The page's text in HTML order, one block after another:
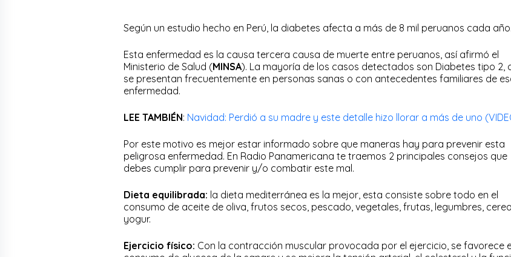
Según un estudio hecho en Perú, la diabetes afecta a más de 8 mil peruanos cada año.
Esta enfermedad es la causa tercera causa de muerte entre peruanos, así afirmó el
Ministerio de Salud (MINSA). La mayoría de los casos detectados son Diabetes tipo 2,
se presentan frecuentemente en personas sanas o con antecedentes familiares de
enfermedad.
LEE TAMBIÉN: Navidad: Perdió a su madre y este detalle hizo llorar a más de uno
Por este motivo es mejor estar informado sobre que maneras hay para prevenir esta
peligrosa enfermedad. En Radio Panamericana te traemos 2 principales consejos que
debes cumplir para prevenir y/o combatir este mal.
Dieta equilibrada: la dieta mediterránea es la mejor, esta consiste sobre todo en el
consumo de aceite de oliva, frutos secos, pescado, vegetales, frutas, legumbres,
yogur.
Ejercicio físico: Con la contracción muscular provocada por el ejercicio, se favorece